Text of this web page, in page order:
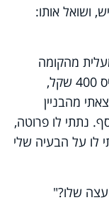
ושואל אותו:
מהקומה
העשרים והתלבטתי מאיפה אני הולך לגייס 400 שקל,
מהבניין
נתתי לו פרוטה,
לו על הבעיה שלי
שלו?"